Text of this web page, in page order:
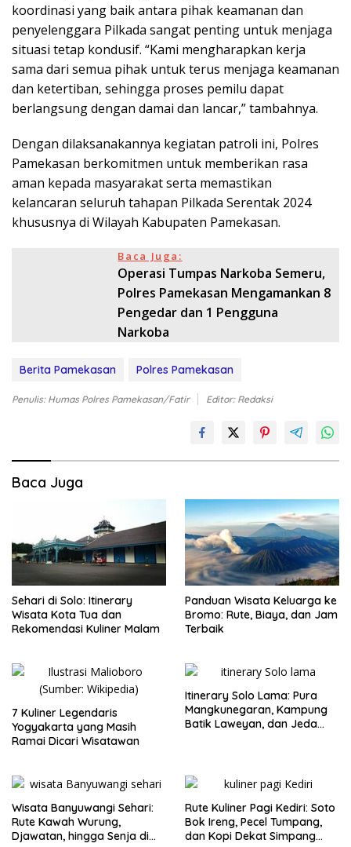
koordinasi yang baik antara pihak keamanan dan
penyelenggara Pilkada sangat penting untuk menjaga
situasi tetap kondusif. “Kami mengharapkan kerja
sama dari semua pihak untuk terus menjaga keamanan
dan ketertiban, sehingga proses pemilu dapat
berlangsung dengan damai dan lancar,” tambahnya.
Dengan dilaksanakannya kegiatan patroli ini, Polres
Pamekasan berkomitmen untuk memberikan rasa
aman kepada masyarakat serta memastikan
kelancaran seluruh tahapan Pilkada Serentak 2024
khususnya di Wilayah Kabupaten Pamekasan.
Baca Juga:
Operasi Tumpas Narkoba Semeru,
Polres Pamekasan Mengamankan 8
Pengedar dan 1 Pengguna
Narkoba
Berita Pamekasan Polres Pamekasan
Penulis: Humas Polres Pamekasan/Fatir Editor: Redaksi
Baca Juga
Sehari di Solo: Itinerary
Wisata Kota Tua dan
Rekomendasi Kuliner Malam
Panduan Wisata Keluarga ke
Bromo: Rute, Biaya, dan Jam
Terbaik
7 Kuliner Legendaris
Yogyakarta yang Masih
Ramai Dicari Wisatawan
Itinerary Solo Lama: Pura
Mangkunegaran, Kampung
Batik Laweyan, dan Jeda
Wisata Banyuwangi Sehari:
Rute Kawah Wurung,
Djawatan, hingga Senja di
Rute Kuliner Pagi Kediri: Soto
Bok Ireng, Pecel Tumpang,
dan Kopi Dekat Simpang